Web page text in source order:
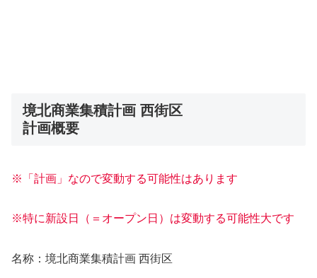
境北商業集積計画 西街区
計画概要
※「計画」なので変動する可能性はあります
※特に新設日（＝オープン日）は変動する可能性大です
名称：境北商業集積計画 西街区